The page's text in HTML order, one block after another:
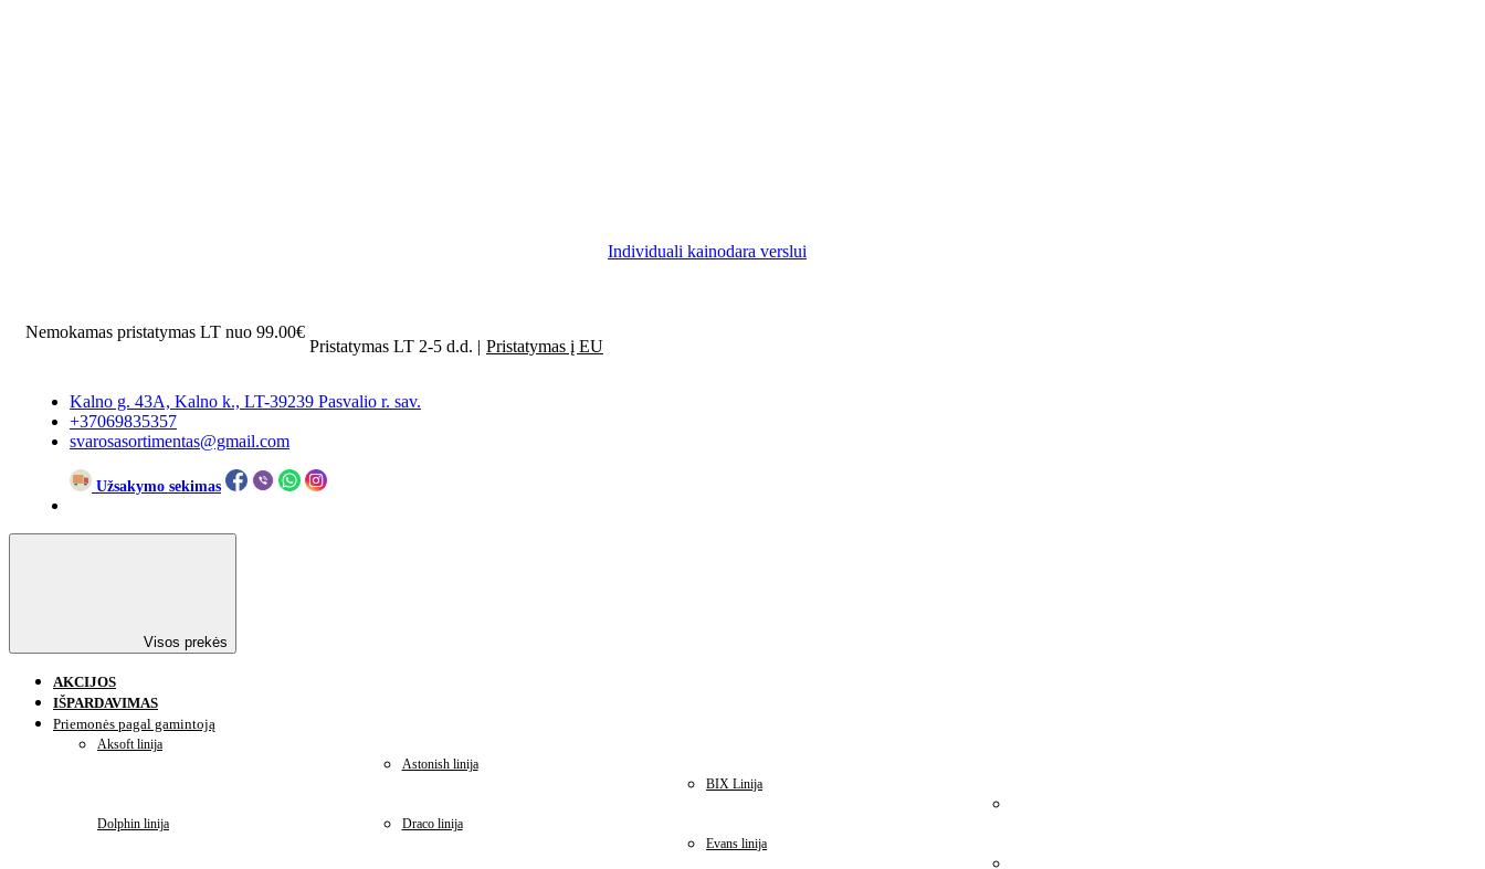
Nemokamas pristatymas LT nuo 99.00€
Pristatymas LT 2-5 d.d. | Pristatymas į EU
Individuali kainodara verslui
Kalno g. 43A, Kalno k., LT-39239 Pasvalio r. sav.
+37069835357
svarosasortimentas@gmail.com
Užsakymo sekimas
Visos prekės
AKCIJOS
IŠPARDAVIMAS
Priemonės pagal gamintoją
Aksoft linija
Astonish linija
BIX Linija
Dolphin linija
Draco linija
Evans linija